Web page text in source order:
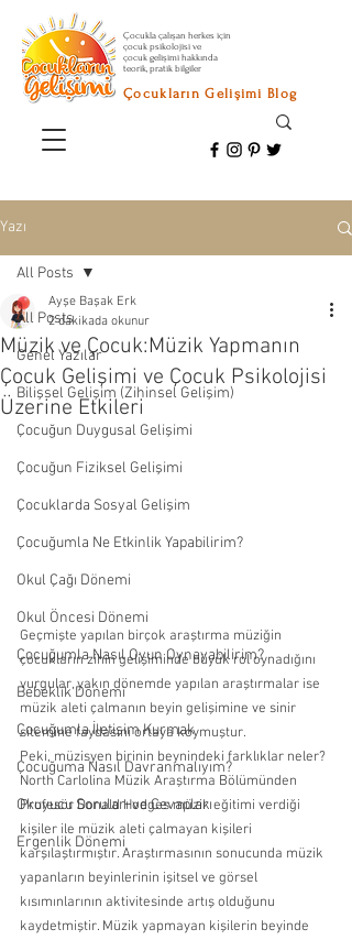
Çocukla çalışan herkes için
çocuk psikolojisi ve
çocuk gelişimi hakkında
teorik, pratik bilgiler
Çocukların Gelişimi Blog
Yazı
All Posts
Genel Yazılar
Bilişsel Gelişim (Zihinsel Gelişim)
Çocuğun Duygusal Gelişimi
Çocuğun Fiziksel Gelişimi
Çocuklarda Sosyal Gelişim
Çocuğumla Ne Etkinlik Yapabilirim?
Okul Çağı Dönemi
Okul Öncesi Dönemi
Çocuğumla Nasıl Oyun Oynayabilirim?
Bebeklik Dönemi
Çocuğumla İletişim Kurmak
Çocuğuma Nasıl Davranmalıyım?
Okuyucu Soruları ve Cevapları
Ergenlik Dönemi
All Posts
Müzik ve Çocuk:Müzik Yapmanın
Çocuk Gelişimi ve Çocuk Psikolojisi
Üzerine Etkileri
Ayşe Başak Erk
2 dakikada okunur
Geçmişte yapılan birçok araştırma müziğin
çocukların zihin gelişiminde büyük rol oynadığını
vurgular, yakın dönemde yapılan araştırmalar ise
müzik aleti çalmanın beyin gelişimine ve sinir
sitemine faydasını ortaya koymuştur.
Peki, müzisyen birinin beynindeki farklıklar neler?
North Carlolina Müzik Araştırma Bölümünden
Profesör Donald Hodges müzik eğitimi verdiği
kişiler ile müzik aleti çalmayan kişileri
karşılaştırmıştır. Araştırmasının sonucunda müzik
yapanların beyinlerinin işitsel ve görsel
kısımınlarının aktivitesinde artış olduğunu
kaydetmiştir. Müzik yapmayan kişilerin beyinde